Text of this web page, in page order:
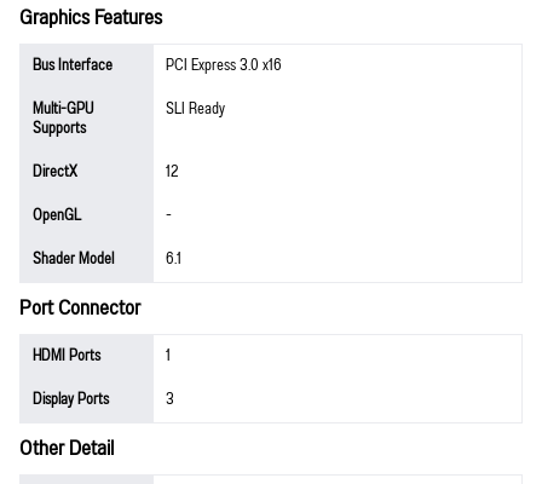
Graphics Features
Bus Interface
PCI Express 3.0 x16
Multi-GPU
Supports
SLI Ready
DirectX
12
OpenGL
-
Shader Model
6.1
Port Connector
HDMI Ports
1
Display Ports
3
Other Detail